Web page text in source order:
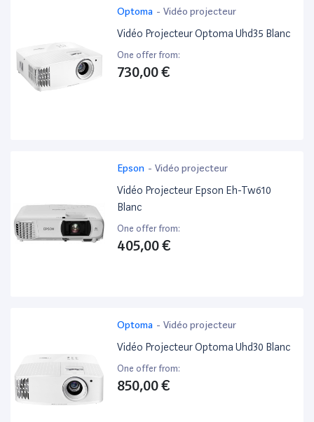
Optoma - Vidéo projecteur
Vidéo Projecteur Optoma Uhd35 Blanc
One offer from:
730,00 €
Epson - Vidéo projecteur
Vidéo Projecteur Epson Eh-Tw610
Blanc
One offer from:
405,00 €
Optoma - Vidéo projecteur
Vidéo Projecteur Optoma Uhd30 Blanc
One offer from:
850,00 €